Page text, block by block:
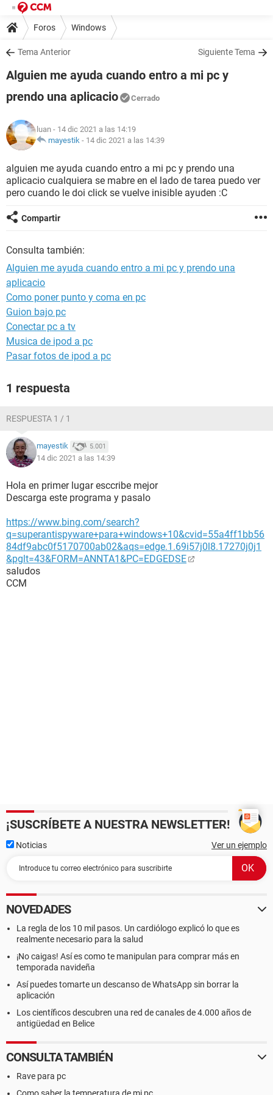
Foros Windows
Tema Anterior Siguiente Tema
Alguien me ayuda cuando entro a mi pc y
prendo una aplicacio
Cerrado
luan - 14 dic 2021 a las 14:19
mayestik - 14 dic 2021 a las 14:39
alguien me ayuda cuando entro a mi pc y prendo una
aplicacio cualquiera se mabre en el lado de tarea puedo ver
pero cuando le doi click se vuelve inisible ayuden :C
Compartir
Consulta también:
Alguien me ayuda cuando entro a mi pc y prendo una
aplicacio
Como poner punto y coma en pc
Guion bajo pc
Conectar pc a tv
Musica de ipod a pc
Pasar fotos de ipod a pc
1 respuesta
RESPUESTA 1 / 1
mayestik 5.001
14 dic 2021 a las 14:39
Hola en primer lugar esccribe mejor
Descarga este programa y pasalo
https://www.bing.com/search?
q=superantispyware+para+windows+10&cvid=55a4ff1bb56
84df9abc0f5170700ab02&aqs=edge.1.69i57j0l8.17270j0j1
&pglt=43&FORM=ANNTA1&PC=EDGEDSE
saludos
CCM
¡SUSCRÍBETE A NUESTRA NEWSLETTER!
Noticias Ver un ejemplo
NOVEDADES
La regla de los 10 mil pasos. Un cardiólogo explicó lo que es
realmente necesario para la salud
¡No caigas! Así es como te manipulan para comprar más en
temporada navideña
Así puedes tomarte un descanso de WhatsApp sin borrar la
aplicación
Los científicos descubren una red de canales de 4.000 años de
antigüedad en Belice
CONSULTA TAMBIÉN
Rave para pc